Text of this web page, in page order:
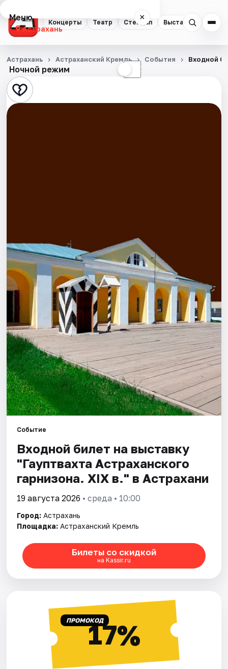
Концерты Театр Стендап Выставки
Меню ×
Астрахань
Концерты
Театр
Стендап
Города
Площадки
Артисты
Рейтинги
Ночной режим ☾
Астрахань Астраханский Кремль События Входной
Событие
Входной билет на выставку
"Гауптвахта Астраханского
гарнизона. XIX в." в Астрахани
19 августа 2026 • среда • 10:00
Город: Астрахань
Площадка: Астраханский Кремль
Билеты со скидкой
на Kassir.ru
ПРОМОКОД17%